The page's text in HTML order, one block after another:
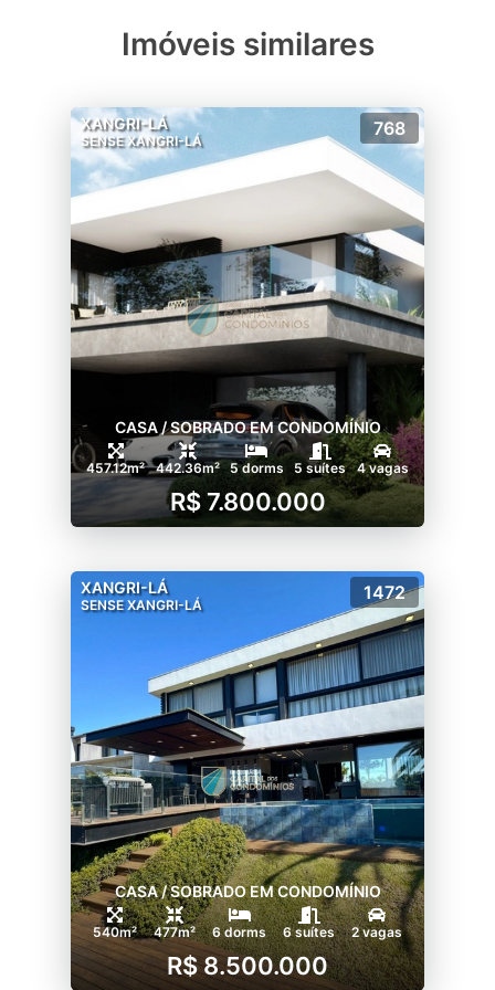
Imóveis similares
XANGRI-LÁ
SENSE XANGRI-LÁ
768
CASA / SOBRADO EM CONDOMÍNIO
457.12m² 442.36m² 5 dorms 5 suítes 4 vagas
R$ 7.800.000
XANGRI-LÁ
SENSE XANGRI-LÁ
1472
CASA / SOBRADO EM CONDOMÍNIO
540m² 477m² 6 dorms 6 suítes 2 vagas
R$ 8.500.000